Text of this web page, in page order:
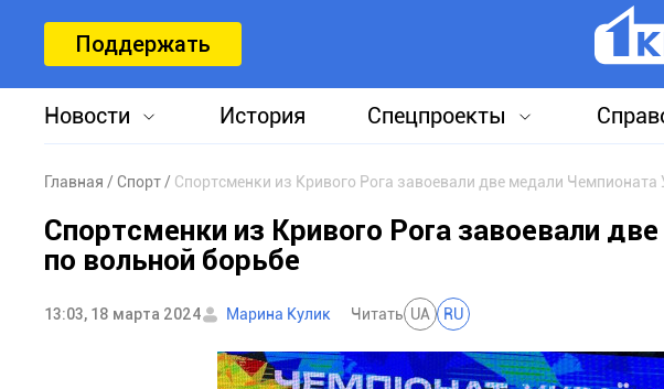
Поддержать
Новости История Спецпроекты
Главная Спорт Спортсменки из Кривого Рога завоевали две медали
Спортсменки из Кривого Рога завоевали
по вольной борьбе
13:03, 18 марта 2024 Марина Кулик Читать UA RU